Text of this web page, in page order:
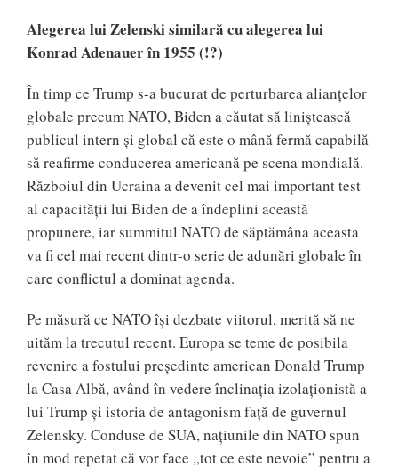
Alegerea lui Zelenski similară cu alegerea lui
Konrad Adenauer în 1955 (!?)
În timp ce Trump s-a bucurat de perturbarea alianțelor
globale precum NATO, Biden a căutat să liniștească
publicul intern și global că este o mână fermă capabilă
să reafirme conducerea americană pe scena mondială.
Războiul din Ucraina a devenit cel mai important test
al capacității lui Biden de a îndeplini această
propunere, iar summitul NATO de săptămâna aceasta
va fi cel mai recent dintr-o serie de adunări globale în
care conflictul a dominat agenda.
Pe măsură ce NATO își dezbate viitorul, merită să ne
uităm la trecutul recent. Europa se teme de posibila
revenire a fostului președinte american Donald Trump
la Casa Albă, având în vedere înclinația izolaționistă a
lui Trump și istoria de antagonism față de guvernul
Zelensky. Conduse de SUA, națiunile din NATO spun
în mod repetat că vor face „tot ce este nevoie” pentru a